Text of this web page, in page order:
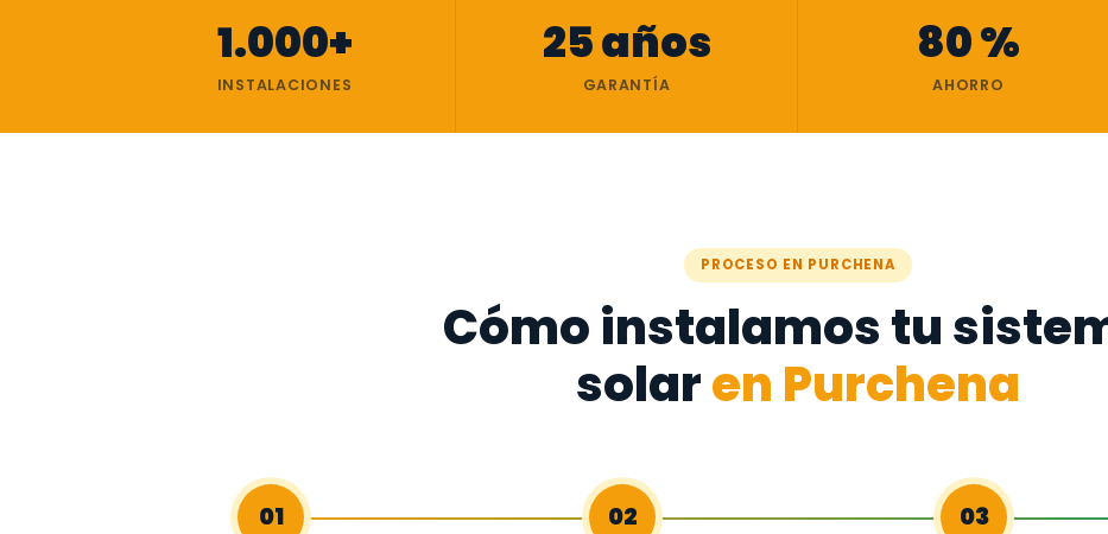
1.000+
INSTALACIONES
25 años
GARANTÍA
80 %
AHORRO
PROCESO EN PURCHENA
Cómo instalamos tu
solaren Purchena
01 02 03